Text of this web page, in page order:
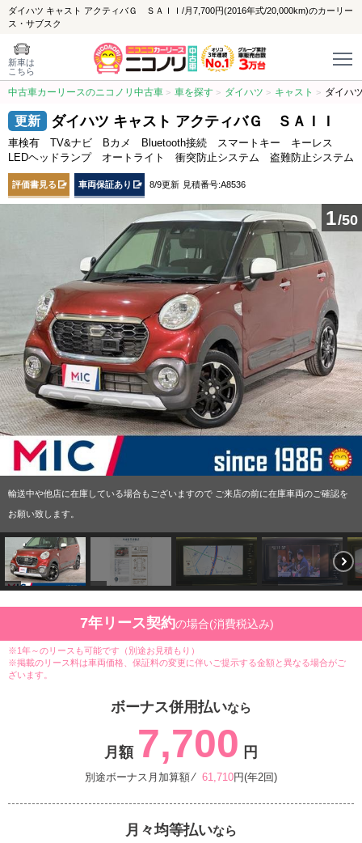
ダイハツ キャスト アクティバＧ ＳＡＩＩ/月7,700円(2016年式/20,000km)のカーリー
ス・サブスク
新車は
こちら
中古車カーリースのニコノリ中古車 車を探す ダイハツ キャスト ダイハ
ダイハツ キャスト アクティバＧ ＳＡＩＩ
車検有 TV&ナビ Bカメ Bluetooth接続 スマートキー キーレス
LEDヘッドランプ オートライト 衝突防止システム 盗難防止システム
評価書見る 車両保証あり 8/9更新 見積番号:A8536
1/50
輸送中や他店に在庫している場合もございますので ご来店の前に在庫車両のご確認を
お願い致します。
7年リース契約の場合(消費税込み)
※1年～のリースも可能です（別途お見積もり）
※掲載のリース料は車両価格、保証料の変更に伴いご提示する金額と異なる場合がご
ざいます。
ボーナス併用払いなら
月額 7,700 円
別途ボーナス月加算額 ⁄ 61,710円(年2回)
月々均等払いなら